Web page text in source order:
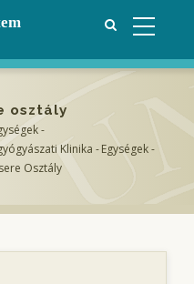
osztály
-
Klinika -Egységek-
Osztály